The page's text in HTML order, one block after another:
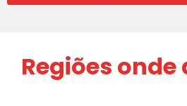
Regiões onde